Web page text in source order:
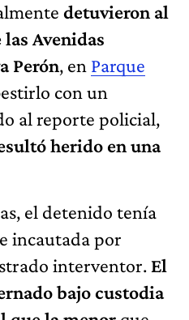
detuvieron al
Avenidas
Perón, en Parque
con un
al reporte policial,
herido en una
el detenido tenía
incautada por
interventor. El
bajo custodia